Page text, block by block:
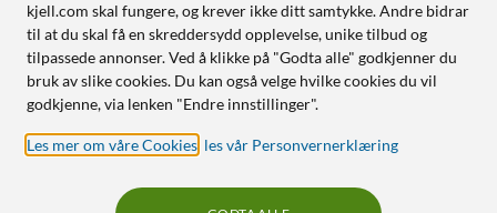
Handle fra:
Sverige
Norge
kjell.com skal fungere, og krever ikke ditt samtykke. Andre bidrar
til at du skal få en skreddersydd opplevelse, unike tilbud og
tilpassede annonser. Ved å klikke på "Godta alle" godkjenner du
bruk av slike cookies. Du kan også velge hvilke cookies du vil
godkjenne, via lenken "Endre innstillinger".
Les mer om våre Cookies les vår Personvernerklæring